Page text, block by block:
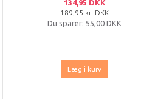
134,95 DKK
189,95 kr. DKK
Du sparer: 55,00 DKK
Læg i kurv